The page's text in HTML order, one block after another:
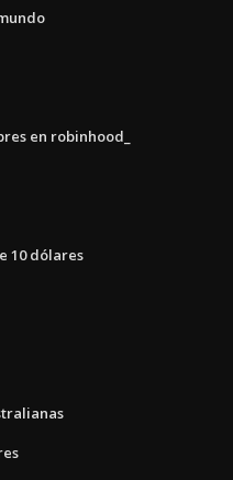
en robinhood_
10 dólares